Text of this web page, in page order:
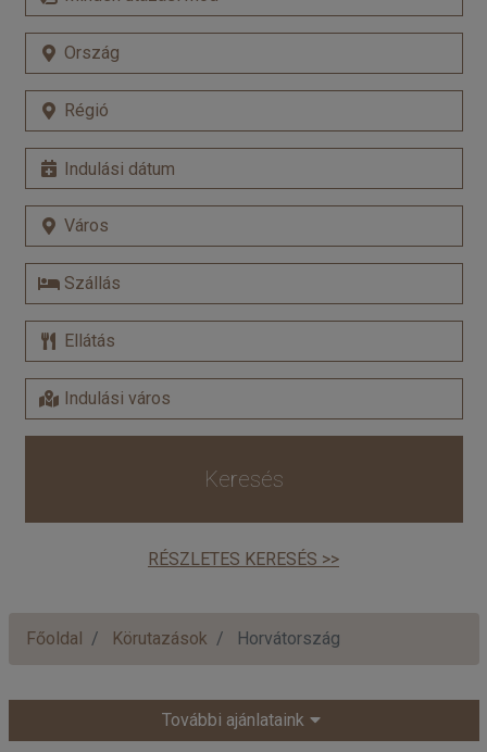
Keresés
RÉSZLETES KERESÉS >>
Főoldal Körutazások Horvátország
További ajánlataink